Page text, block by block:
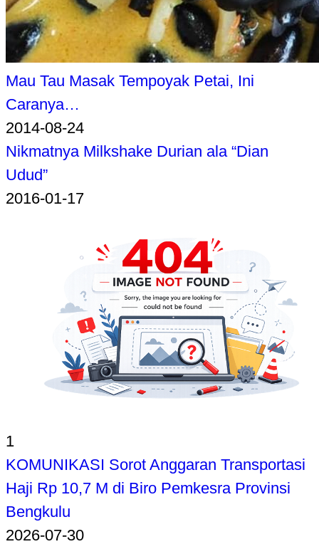
Mau Tau Masak Tempoyak Petai, Ini
Caranya…
2014-08-24
Nikmatnya Milkshake Durian ala “Dian
Udud”
2016-01-17
1
KOMUNIKASI Sorot Anggaran Transportasi
Haji Rp 10,7 M di Biro Pemkesra Provinsi
Bengkulu
2026-07-30